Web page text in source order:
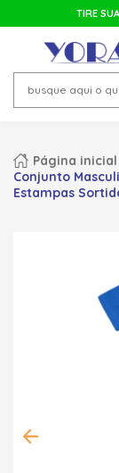
TIRE
Página inicial
Conjunto
Estampas